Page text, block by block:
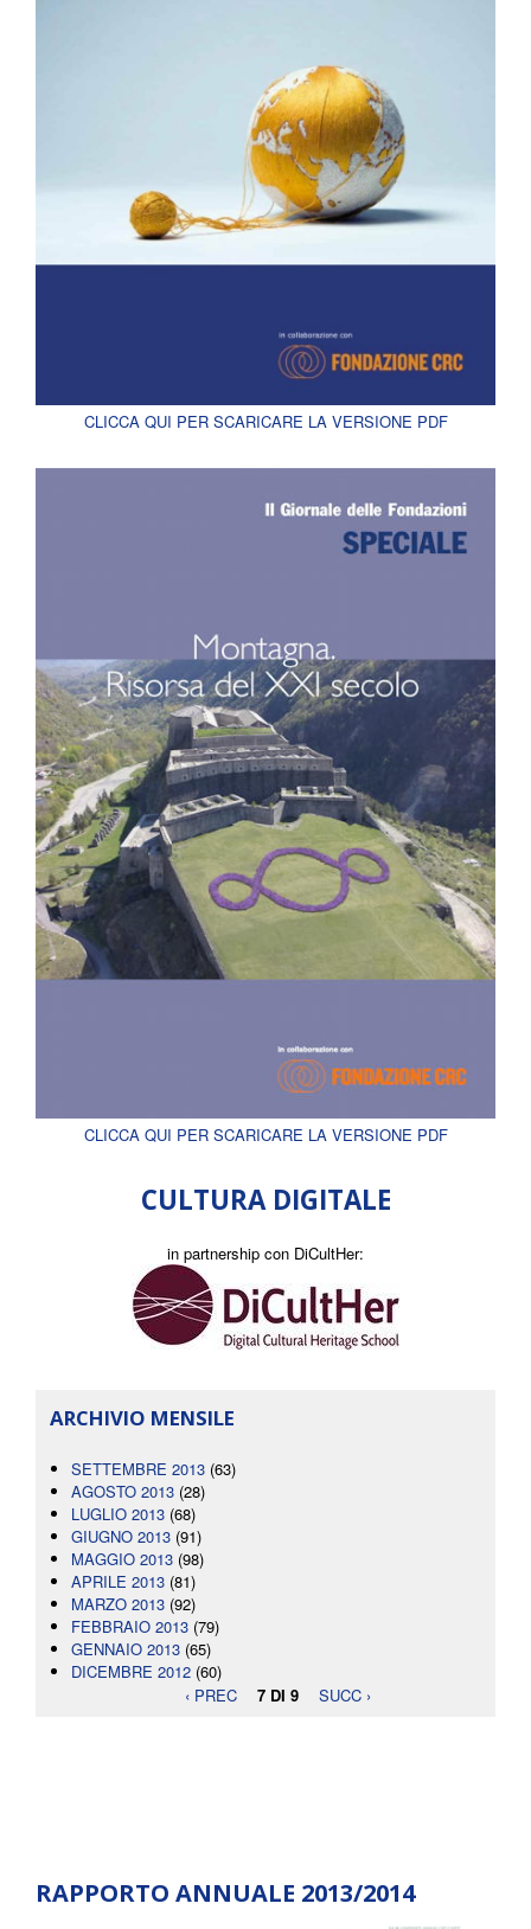
CLICCA QUI PER SCARICARE LA VERSIONE PDF
CLICCA QUI PER SCARICARE LA VERSIONE PDF
CULTURA DIGITALE
in partnership con DiCultHer:
ARCHIVIO MENSILE
SETTEMBRE 2013 (63)
AGOSTO 2013 (28)
LUGLIO 2013 (68)
GIUGNO 2013 (91)
MAGGIO 2013 (98)
APRILE 2013 (81)
MARZO 2013 (92)
FEBBRAIO 2013 (79)
GENNAIO 2013 (65)
DICEMBRE 2012 (60)
‹ PREC
7 DI 9 SUCC ›
RAPPORTO ANNUALE 2013/2014